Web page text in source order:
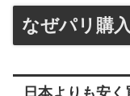
なぜパリ購